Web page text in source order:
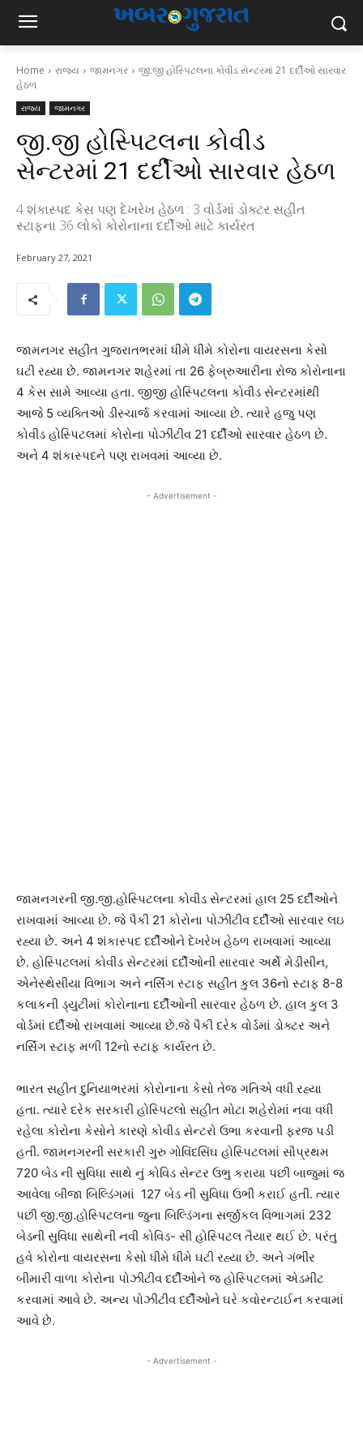
Home રાજ્ય જામનગર
જી.જી હોસ્પિટલના કોવીડ સેન્ટરમાં 21 દર્દીઓ સારવાર
હેઠળ
રાજ્ય જામનગર
જી.જી હોસ્પિટલના કોવીડ
સેન્ટરમાં 21 દર્દીઓ સારવાર હેઠળ
4 શંકાસ્પદ કેસ પણ દેખરેખ હેઠળ : 3 વોર્ડમાં ડોક્ટર સહીત
સ્ટાફના 36 લોકો કોરોનાના દર્દીઓ માટે કાર્યરત
February 27, 2021
જામનગર સહીત ગુજરાતભરમાં ધીમે ધીમે કોરોના વાયરસના કેસો
ઘટી રહ્યા છે. જામનગર શહેરમાં તા 26 ફેબ્રુઆરીના રોજ કોરોનાના
4 કેસ સામે આવ્યા હતા. જીજી હોસ્પિટલના કોવીડ સેન્ટરમાંથી
આજે 5 વ્યક્તિઓ ડીસ્ચાર્જ કરવામાં આવ્યા છે. ત્યારે હજુ પણ
કોવીડ હોસ્પિટલમાં કોરોના પોઝીટીવ 21 દર્દીઓ સારવાર હેઠળ છે.
અને 4 શંકાસ્પદને પણ રાખવમાં આવ્યા છે.
- Advertisement -
જામનગરની જી.જી.હોસ્પિટલના કોવીડ સેન્ટરમાં હાલ 25 દર્દીઓને
રાખવામાં આવ્યા છે. જે પૈકી 21 કોરોના પોઝીટીવ દર્દીઓ સારવાર લઇ
રહ્યા છે. અને 4 શંકાસ્પદ દર્દીઓને દેખરેખ હેઠળ રાખવામાં આવ્યા
છે. હોસ્પિટલમાં કોવીડ સેન્ટરમાં દર્દીઓની સારવાર અર્થે મેડીસીન,
એનેસ્થેસીયા વિભાગ અને નર્સિંગ સ્ટાફ સહીત કુલ 36નો સ્ટાફ 8-8
કલાકની ડ્યુટીમાં કોરોનાના દર્દીઓની સારવાર હેઠળ છે. હાલ કુલ 3
વોર્ડમાં દર્દીઓ રાખવામાં આવ્યા છે.જે પૈકી દરેક વોર્ડમાં ડોક્ટર અને
નર્સિંગ સ્ટાફ મળી 12નો સ્ટાફ કાર્યરત છે.
ભારત સહીત દુનિયાભરમાં કોરોનાના કેસો તેજ ગતિએ વધી રહ્યા
હતા. ત્યારે દરેક સરકારી હોસ્પિટલો સહીત મોટા શહેરોમાં નવા વધી
રહેલા કોરોના કેસોને કારણે કોવીડ સેન્ટરો ઉભા કરવાની ફરજ પડી
હતી. જામનગરની સરકારી ગુરુ ગોવિંદસિંઘ હોસ્પિટલમાં સૌપ્રથમ
720 બેડ ની સુવિધા સાથે નું કોવિડ સેન્ટર ઉભુ કરાયા પછી બાજુમાં જ
આવેલા બીજા બિલ્ડિંગમાં 127 બેડ ની સુવિધા ઉભી કરાઈ હતી. ત્યાર
પછી જી.જી.હોસ્પિટલના જુના બિલ્ડિંગના સર્જીકલ વિભાગમાં 232
બેડની સુવિધા સાથેની નવી કોવિડ- સી હોસ્પિટલ તૈયાર થઈ છે. પરંતુ
હવે કોરોના વાયરસના કેસો ધીમે ધીમે ઘટી રહ્યા છે. અને ગંભીર
બીમારી વાળા કોરોના પોઝીટીવ દર્દીઓને જ હોસ્પિટલમાં એડમીટ
કરવામાં આવે છે. અન્ય પોઝીટીવ દર્દીઓને ઘરે કવોરન્ટાઈન કરવામાં
આવે છે.
- Advertisement -